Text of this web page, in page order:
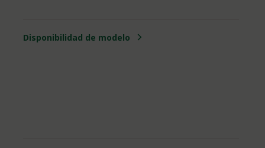
Disponibilidad de modelo